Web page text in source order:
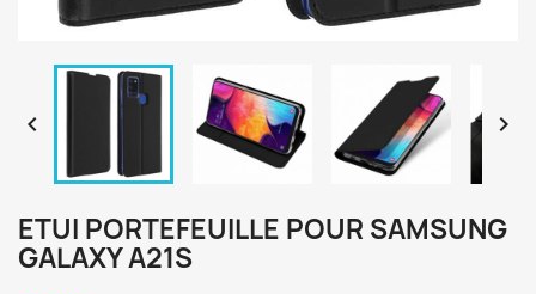
 
ETUI PORTEFEUILLE POUR SAMSUNG
GALAXY A21S